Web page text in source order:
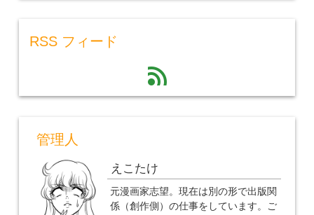
RSS フィード
feed
管理人
えこたけ
元漫画家志望。現在は別の形で出版関
係（創作側）の仕事をしています。ご